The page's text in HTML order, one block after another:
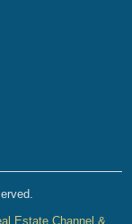
Estate Channel &